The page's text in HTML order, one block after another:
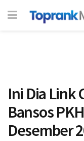
Ini Dia Link
Bansos
Desember